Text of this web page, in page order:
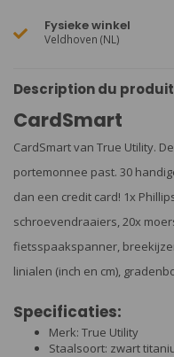
Fysieke winkel
Veldhoven (NL)
Description du produit
CardSmart
CardSmart van True Utility.
portemonnee past. 30
dan een credit card! 1x
schroevendraaiers, 20x
fietsspaakspanner,
linialen (inch en cm),
Specificaties:
Merk: True Utility
Staalsoort: zwart